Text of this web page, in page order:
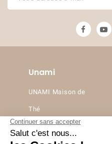
Unami
UNAMI Maison de
Thé
Ateliers Unami